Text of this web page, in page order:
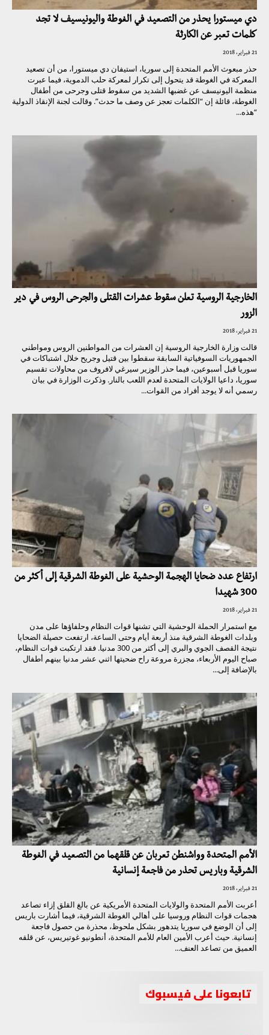
دي ميستورا يحذر من التصعيد في الغوطة واليونيسيف لا تجد
كلمات تعبر عن الكارثة
21 فبراير، 2018
حذر مبعوث الأمم المتحدة إلى سوريا، استيفان دي ميستورا، من أن تصعيد
المعركة في الغوطة قد يتحول إلى تكرار لمعركة حلب الدموية، فيما عبرت
منظمة اليونيسف عن غضبها الشديد من سقوط قتلى وجرحى من أطفال
الغوطة، قائلة إن “الكلمات تعجز عن وصف ما حدث”. وقالت لجنة الإنقاذ الدولية
“هذه...
الخارجية الروسية تعلن سقوط عشرات القتلى والجرحى الروس في دير
الزور
21 فبراير، 2018
قالت وزارة الخارجية الروسية إن العشرات من المواطنين الروس ومواطني
الجمهوريات السوفياتية السابقة سقطوا بين قتيل وجريح خلال اشتباكات في
سوريا قبل أسبوعين، فيما حذر الوزير سيرغي لافروف من محاولات تقسيم
سوريا، داعيا الولايات المتحدة لعدم اللعب بالنار. وذكرت الوزارة في بيان
رسمي أنه لا يوجد أفراد من القوات...
ارتفاع عدد ضحايا الهجمة الوحشية على الغوطة الشرقية إلى أكثر من
300 شهيدا
21 فبراير، 2018
مع استمرار الحملة الوحشية التي تشنها قوات النظام وحلفاؤها على مدن
وبلدات الغوطة الشرقية منذ أربعة أيام وحتى الساعة، ارتفعت حصيلة الضحايا
نتيجة القصف الجوي والبري إلى أكثر من 300 مدنيا. فقد ارتكبت قوات النظام،
صباح اليوم الأربعاء، مجزرة مروعة راح ضحيتها اثني عشر مدنيا بينهم أطفال
بالإضافة إلى...
الأمم المتحدة وواشنطن تعربان عن قلقهما من التصعيد في الغوطة
الشرقية وباريس تحذر من فاجعة إنسانية
21 فبراير، 2018
أعربت الأمم المتحدة والولايات المتحدة الأمريكية عن بالغ القلق إزاء تصاعد
هجمات قوات النظام وروسيا على أهالي الغوطة الشرقية، فيما أشارت باريس
إلى أن الوضع في سوريا يتدهور بشكل ملحوظ، محذرة من حصول فاجعة
إنسانية. حيث أعرب الأمين العام للأمم المتحدة، أنطونيو غوتيريس، عن قلقه
العميق من تصاعد العنف...
تابعونا على فيسبوك